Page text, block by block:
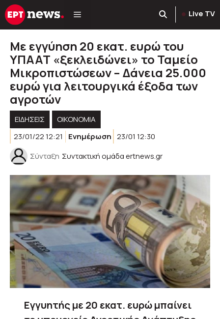
Μετάβαση
σε
Live TV
Με εγγύηση 20 εκατ. ευρώ του
ΥΠΑΑΤ «ξεκλειδώνει» το Ταμείο
Μικροπιστώσεων – Δάνεια 25.000
ευρώ για λειτουργικά έξοδα των
αγροτών
ΕΙΔΗΣΕΙΣ
ΟΙΚΟΝΟΜΙΑ
23/01/22 12:21
Ενημέρωση 23/01 12:30
Σύνταξη Συντακτική ομάδα ertnews.gr
Εγγυητής με 20 εκατ. ευρώ μπαίνει